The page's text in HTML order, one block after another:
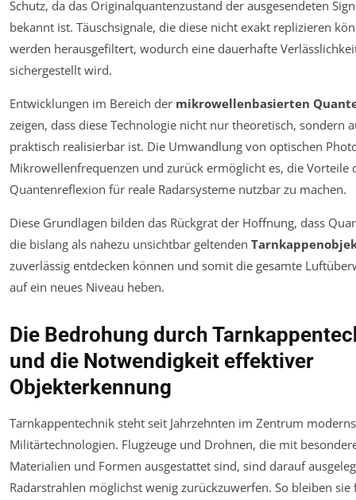
Schutz, da das Originalquantenzustand der ausgesendeten
bekannt ist. Täuschsignale, die diese nicht exakt replizieren
werden herausgefiltert, wodurch eine dauerhafte
sichergestellt wird.
Entwicklungen im Bereich der mikrowellenbasierten
zeigen, dass diese Technologie nicht nur theoretisch, sondern
praktisch realisierbar ist. Die Umwandlung von optischen
Mikrowellenfrequenzen und zurück ermöglicht es, die Vorteile
Quantenreflexion für reale Radarsysteme nutzbar zu machen.
Diese Grundlagen bilden das Rückgrat der Hoffnung, dass
die bislang als nahezu unsichtbar geltenden
zuverlässig entdecken können und somit die gesamte
auf ein neues Niveau heben.
Die Bedrohung durch
und die Notwendigkeit effektiver
Objekterkennung
Tarnkappentechnik steht seit Jahrzehnten im Zentrum
Militärtechnologien. Flugzeuge und Drohnen, die mit
Materialien und Formen ausgestattet sind, sind darauf
Radarstrahlen möglichst wenig zurückzuwerfen. So bleiben sie